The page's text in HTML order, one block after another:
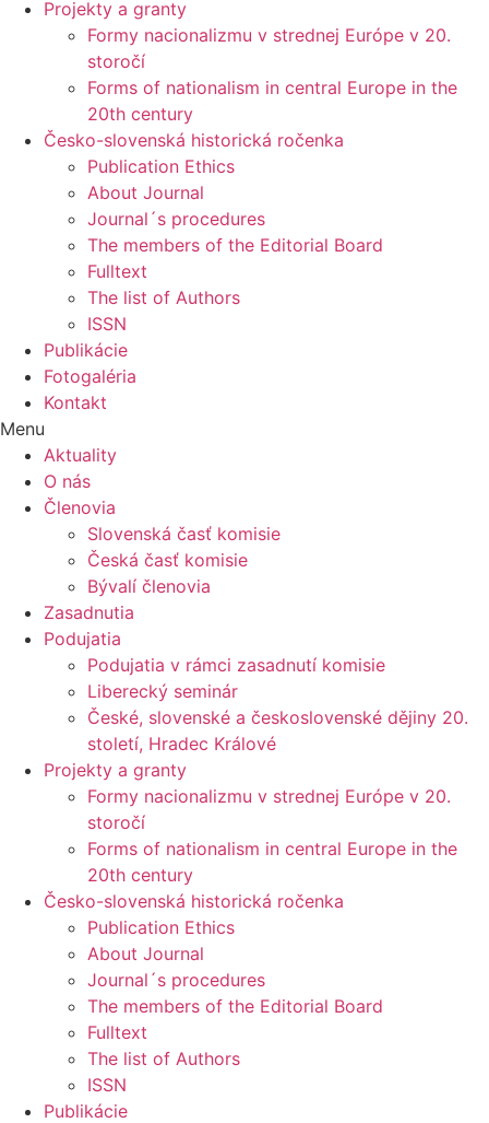
Projekty a granty
Formy nacionalizmu v strednej Európe v 20.
storočí
Forms of nationalism in central Europe in the
20th century
Česko-slovenská historická ročenka
Publication Ethics
About Journal
Journal´s procedures
The members of the Editorial Board
Fulltext
The list of Authors
ISSN
Publikácie
Fotogaléria
Kontakt
Menu
Aktuality
O nás
Členovia
Slovenská časť komisie
Česká časť komisie
Bývalí členovia
Zasadnutia
Podujatia
Podujatia v rámci zasadnutí komisie
Liberecký seminár
České, slovenské a československé dějiny 20.
století, Hradec Králové
Projekty a granty
Formy nacionalizmu v strednej Európe v 20.
storočí
Forms of nationalism in central Europe in the
20th century
Česko-slovenská historická ročenka
Publication Ethics
About Journal
Journal´s procedures
The members of the Editorial Board
Fulltext
The list of Authors
ISSN
Publikácie